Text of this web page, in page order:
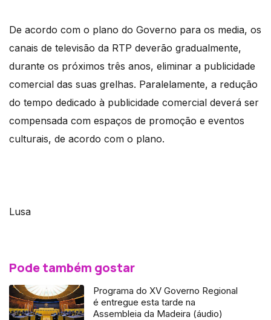
De acordo com o plano do Governo para os media, os
canais de televisão da RTP deverão gradualmente,
durante os próximos três anos, eliminar a publicidade
comercial das suas grelhas. Paralelamente, a redução
do tempo dedicado à publicidade comercial deverá ser
compensada com espaços de promoção e eventos
culturais, de acordo com o plano.
Lusa
Pode também gostar
Programa do XV Governo Regional
é entregue esta tarde na
Assembleia da Madeira (áudio)